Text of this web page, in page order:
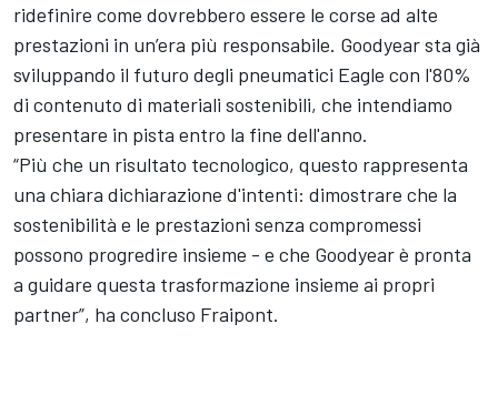
ridefinire come dovrebbero essere le corse ad alte
prestazioni in un’era più responsabile. Goodyear sta già
sviluppando il futuro degli pneumatici Eagle con l'80%
di contenuto di materiali sostenibili, che intendiamo
presentare in pista entro la fine dell'anno.
“Più che un risultato tecnologico, questo rappresenta
una chiara dichiarazione d'intenti: dimostrare che la
sostenibilità e le prestazioni senza compromessi
possono progredire insieme - e che Goodyear è pronta
a guidare questa trasformazione insieme ai propri
partner”, ha concluso Fraipont.